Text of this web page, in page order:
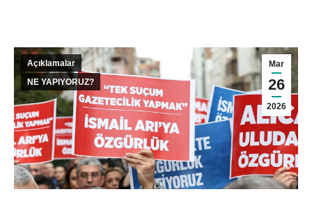
Mar
26
2026
Açıklamalar
NE YAPIYORUZ?